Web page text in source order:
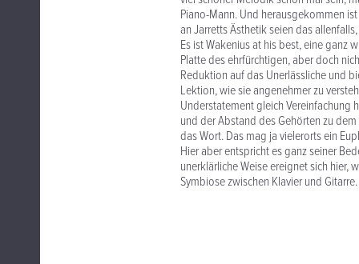
Piano-Mann. Und herausgekommen
an Jarretts Ästhetik seien das
Es ist Wakenius at his best, eine ganz
Platte des ehrfürchtigen, aber doch
Reduktion auf das Unerlässliche und
Lektion, wie sie angenehmer zu
Understatement gleich Vereinfachung
und der Abstand des Gehörten zu
das Wort. Das mag ja vielerorts ein
Hier aber entspricht es ganz seiner
unerklärliche Weise ereignet sich hier,
Symbiose zwischen Klavier und